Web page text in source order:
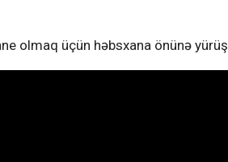
olmaq üçün həbsxana önünə